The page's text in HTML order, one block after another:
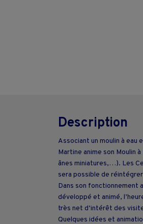
Description
Associant un moulin à eau
Martine anime son Moulin
ânes miniatures,…). Les
sera possible de
Dans son fonctionnement
développé et animé,
très net d’intérêt des
Quelques idées et